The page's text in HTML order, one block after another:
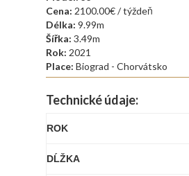
Cena: 2100.00€ / týždeň
Délka: 9.99m
Šířka: 3.49m
Rok: 2021
Place: Biograd - Chorvátsko
Technické údaje:
ROK
DĹŽKA